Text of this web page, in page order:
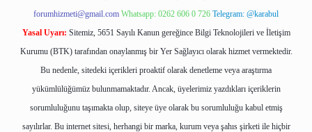
forumhizmeti@gmail.com Whatsapp: 0262 606 0 726 Telegram: @karabul
Yasal Uyarı: Sitemiz, 5651 Sayılı Kanun gereğince Bilgi Teknolojileri ve İletişim
Kurumu (BTK) tarafından onaylanmış bir Yer Sağlayıcı olarak hizmet vermektedir.
Bu nedenle, sitedeki içerikleri proaktif olarak denetleme veya araştırma
yükümlülüğümüz bulunmamaktadır. Ancak, üyelerimiz yazdıkları içeriklerin
sorumluluğunu taşımakta olup, siteye üye olarak bu sorumluluğu kabul etmiş
sayılırlar. Bu internet sitesi, herhangi bir marka, kurum veya şahıs şirketi ile hiçbir